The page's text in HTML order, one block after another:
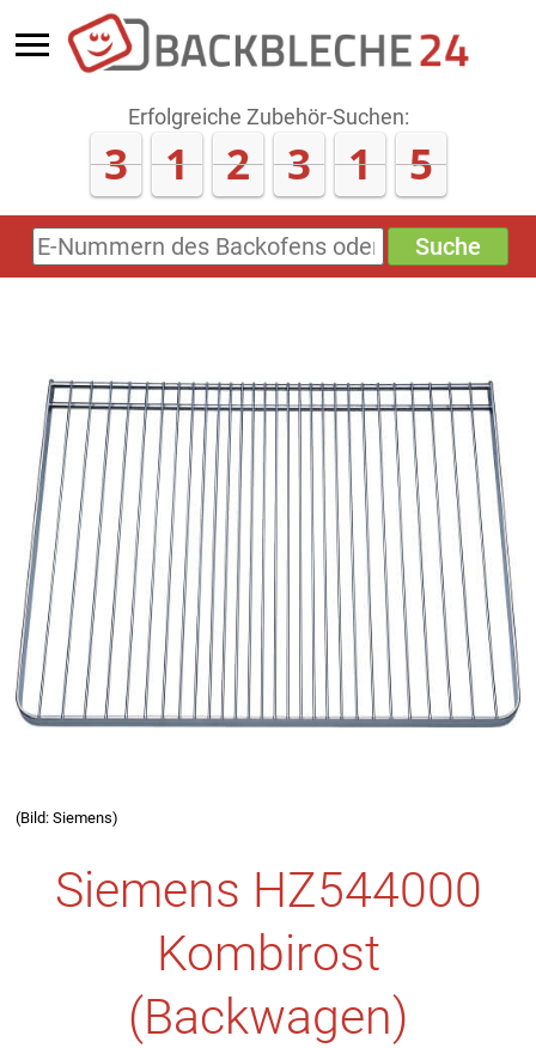
Erfolgreiche Zubehör-Suchen:
3 1 2 3 1 5
E-
Nummern
Sonderzeichen)
Suche
(Bild: Siemens)
Siemens HZ544000
Kombirost
(Backwagen)